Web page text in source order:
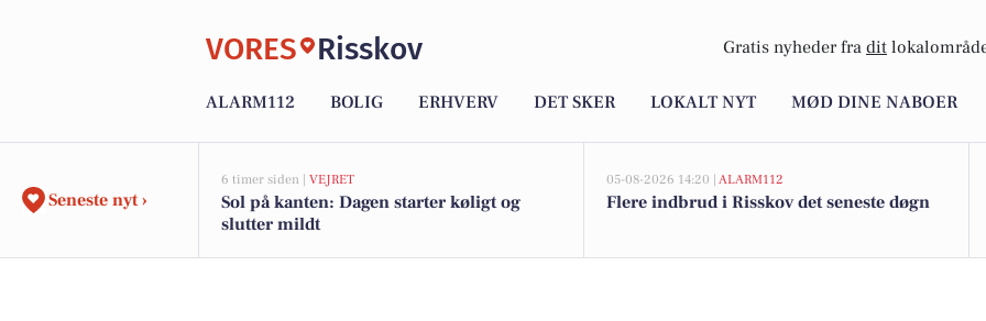
VORES Risskov Gratis nyheder fra dit
ALARM112 BOLIG ERHVERV DET SKER LOKALT NYT MØD DINE NABOER
Seneste nyt ›
6 timer siden | VEJRET
Sol på kanten: Dagen starter køligt og
slutter mildt
05-08-2026 14:20 | ALARM112
Flere indbrud i Risskov det seneste døgn